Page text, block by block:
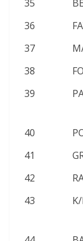
35
36
37
38
39
40
41
42
43